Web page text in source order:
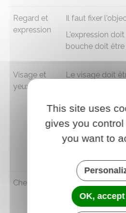
Regard et
expression
Il faut fixer
L'expression
bouche doit être
Visage et
yeux
Le visage doit
Le port de
d'un piercing
qu'ils permettent
clairement les
Les yeux
Cheveux
Les cheveux
le visage.
Une frange
This site uses
gives you
you want to
OK, accept